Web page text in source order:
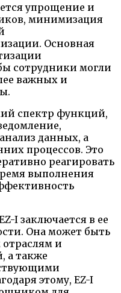
упрощение и
минимизация
Основная
сотрудники могли
важных и
спектр функций,
данных, а
процессов. Это
реагировать
выполнения
I заключается в ее
Она может быть
и
а также
этому, EZ-I